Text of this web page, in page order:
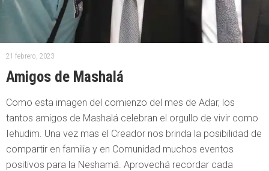
21 febrero, 2023
Amigos de Mashalá
Como esta imagen del comienzo del mes de Adar, los
tantos amigos de Mashalá celebran el orgullo de vivir como
Iehudim. Una vez mas el Creador nos brinda la posibilidad de
compartir en familia y en Comunidad muchos eventos
positivos para la Neshamá. Aprovechá recordar cada